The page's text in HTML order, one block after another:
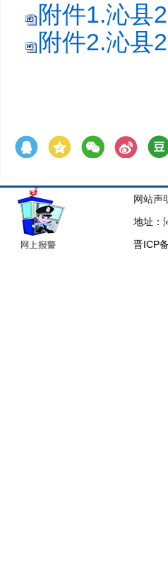
附件1.沁县
附件2.沁县
网站声
地址：
晋ICP